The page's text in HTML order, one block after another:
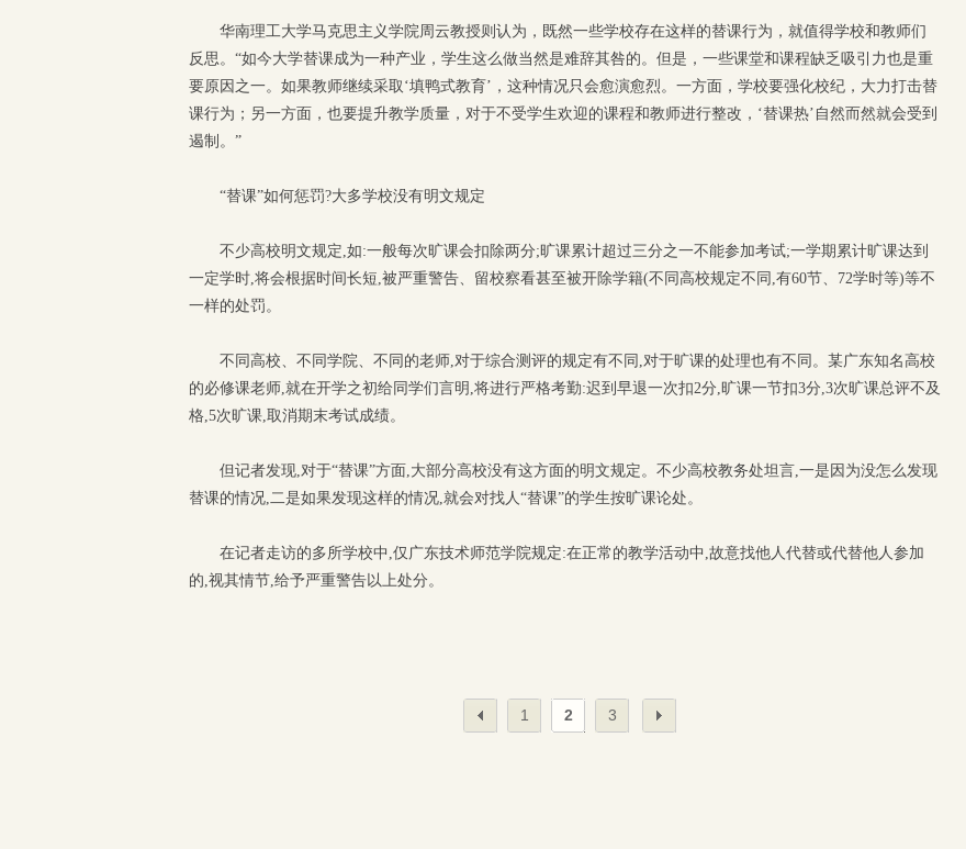
华南理工大学马克思主义学院周云教授则认为，既然一些学校存在这样的替课行为，就值得学校和教师们
反思。“如今大学替课成为一种产业，学生这么做当然是难辞其咎的。但是，一些课堂和课程缺乏吸引力也是重
要原因之一。如果教师继续采取‘填鸭式教育’，这种情况只会愈演愈烈。一方面，学校要强化校纪，大力打击替
课行为；另一方面，也要提升教学质量，对于不受学生欢迎的课程和教师进行整改，‘替课热’自然而然就会受到
遏制。”
“替课”如何惩罚?大多学校没有明文规定
不少高校明文规定,如:一般每次旷课会扣除两分;旷课累计超过三分之一不能参加考试;一学期累计旷课达到
一定学时,将会根据时间长短,被严重警告、留校察看甚至被开除学籍(不同高校规定不同,有60节、72学时等)等不
一样的处罚。
不同高校、不同学院、不同的老师,对于综合测评的规定有不同,对于旷课的处理也有不同。某广东知名高校
的必修课老师,就在开学之初给同学们言明,将进行严格考勤:迟到早退一次扣2分,旷课一节扣3分,3次旷课总评不及
格,5次旷课,取消期末考试成绩。
但记者发现,对于“替课”方面,大部分高校没有这方面的明文规定。不少高校教务处坦言,一是因为没怎么发现
替课的情况,二是如果发现这样的情况,就会对找人“替课”的学生按旷课论处。
在记者走访的多所学校中,仅广东技术师范学院规定:在正常的教学活动中,故意找他人代替或代替他人参加
的,视其情节,给予严重警告以上处分。
1 2 3